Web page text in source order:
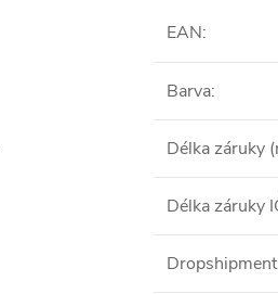
EAN:
Barva:
Délka záruky
Délka záruky